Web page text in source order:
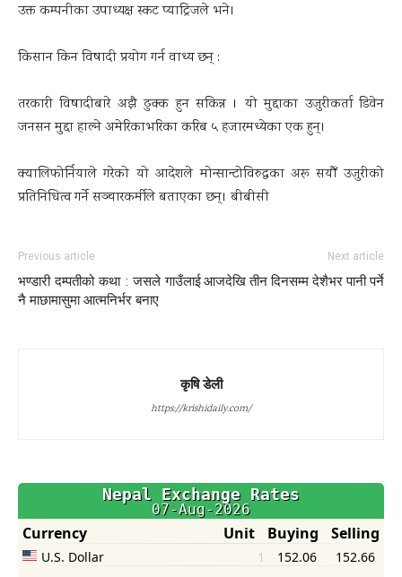
उक्त कम्पनीका उपाध्यक्ष स्कट प्याट्रिजले भने।
किसान किन विषादी प्रयोग गर्न वाध्य छन् :
तरकारी विषादीबारे अझै ढुक्क हुन सकिन्न । यो मुद्दाका उजुरीकर्ता डिवेन
जनसन मुद्दा हाल्ने अमेरिकाभरिका करिब ५ हजारमध्येका एक हुन्।
क्यालिफोर्नियाले गरेको यो आदेशले मोन्सान्टोविरुद्धका अरू सयौँ उजुरीको
प्रतिनिधित्व गर्ने सञ्चारकर्मीले बताएका छन्। बीबीसी
Previous article
भण्डारी दम्पतीको कथा : जसले गाउँलाई
नै माछामासुमा आत्मनिर्भर बनाए
Next article
आजदेखि तीन दिनसम्म देशैभर पानी पर्ने
कृषि डेली
https://krishidaily.com/